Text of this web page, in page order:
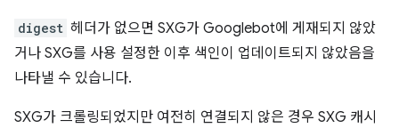
digest 헤더가 없으면 SXG가 Googlebot에 게재되지 않았
거나 SXG를 사용 설정한 이후 색인이 업데이트되지 않았음을
나타낼 수 있습니다.
SXG가 크롤링되었지만 여전히 연결되지 않은 경우 SXG 캐시